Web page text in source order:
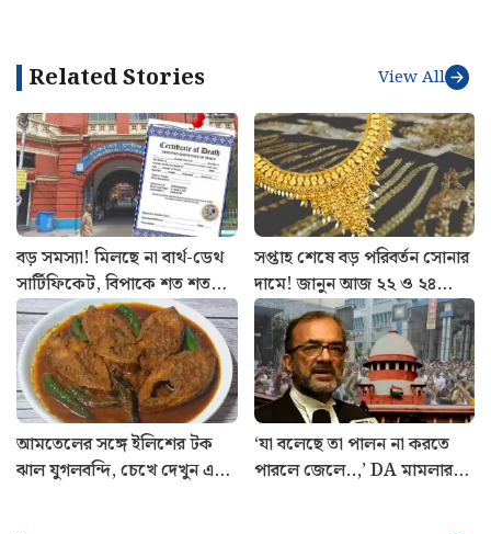
Related Stories View All
বড় সমস্যা! মিলছে না বার্থ-ডেথ
সার্টিফিকেট, বিপাকে শত শত
পরিবার
সপ্তাহ শেষে বড় পরিবর্তন সোনার
দামে! জানুন আজ ২২ ও ২৪
ক্যারেটের লেটেস্ট রেট
আমতেলের সঙ্গে ইলিশের টক
ঝাল যুগলবন্দি, চেখে দেখুন এই
‘যা বলেছে তা পালন না করতে
পারলে জেলে..,’ DA মামলার